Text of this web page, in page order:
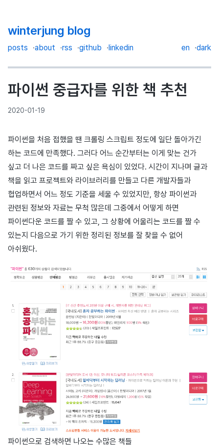
winterjung blog
posts about rss github linkedin en dark
파이썬 중급자를 위한 책 추천
2020-01-19
파이썬을 처음 접했을 땐 크롤링 스크립트 정도에 일단 돌아가긴
하는 코드에 만족했다. 그러다 어느 순간부터는 이게 맞는 건가
싶고 더 나은 코드를 짜고 싶은 욕심이 있었다. 시간이 지나며 글과
책을 읽고 프로젝트와 라이브러리를 만들고 다른 개발자들과
협업하면서 어느 정도 기준을 세울 수 있었지만, 항상 파이썬과
관련된 정보와 자료는 무척 많은데 그중에서 어떻게 하면
파이썬다운 코드를 짤 수 있고, 그 상황에 어울리는 코드를 짤 수
있는지 다음으로 가기 위한 정리된 정보를 잘 찾을 수 없어
아쉬웠다.
파이썬으로 검색하면 나오는 수많은 책들